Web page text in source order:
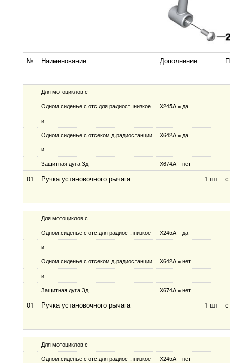
№ Наименование Дополнение
Для мотоциклов с
Одном.сиденье с отс.для радиост. низкое
X245A = да
и
Одном.сиденье с отсеком д.радиостанции
X642A = да
и
Защитная дуга Зд
X674A = нет
01 Ручка установочного рычага 1 шт
Для мотоциклов с
Одном.сиденье с отс.для радиост. низкое
X245A = да
и
Одном.сиденье с отсеком д.радиостанции
X642A = нет
и
Защитная дуга Зд
X674A = нет
01 Ручка установочного рычага 1 шт
Для мотоциклов с
Одном.сиденье с отс.для радиост. низкое
X245A = нет